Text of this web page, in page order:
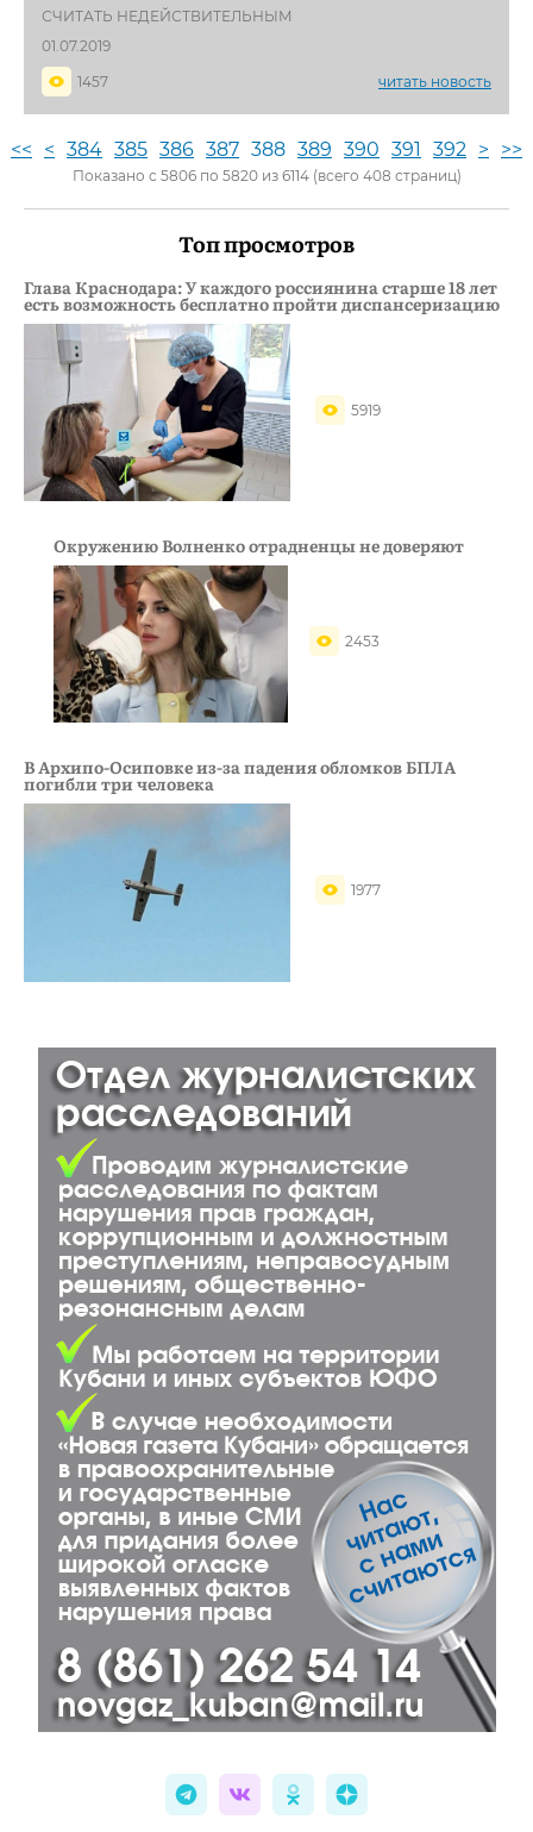
СЧИТАТЬ НЕДЕЙСТВИТЕЛЬНЫМ
01.07.2019
1457
читать новость
<< < 384 385 386 387 388 389 390 391 392 > >>
Показано с 5806 по 5820 из 6114 (всего 408 страниц)
Топ просмотров
Глава Краснодара: У каждого россиянина старше 18 лет
есть возможность бесплатно пройти диспансеризацию
5919
Окружению Волненко отрадненцы не доверяют
2453
В Архипо-Осиповке из-за падения обломков БПЛА
погибли три человека
1977